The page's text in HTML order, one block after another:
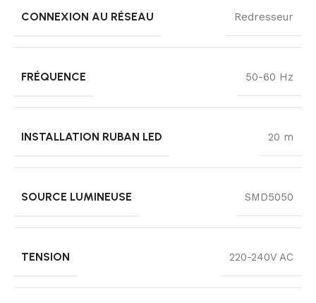
CONNEXION AU RÉSEAU Redresseur
FRÉQUENCE 50-60 Hz
INSTALLATION RUBAN LED 20 m
SOURCE LUMINEUSE SMD5050
TENSION 220-240V AC